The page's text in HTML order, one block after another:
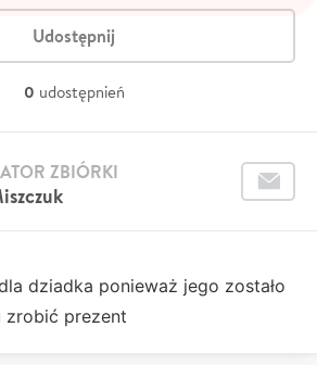
Udostępnij
0 udostępnień
ZBIÓRKI
dziadka ponieważ jego zostało
zrobić prezent